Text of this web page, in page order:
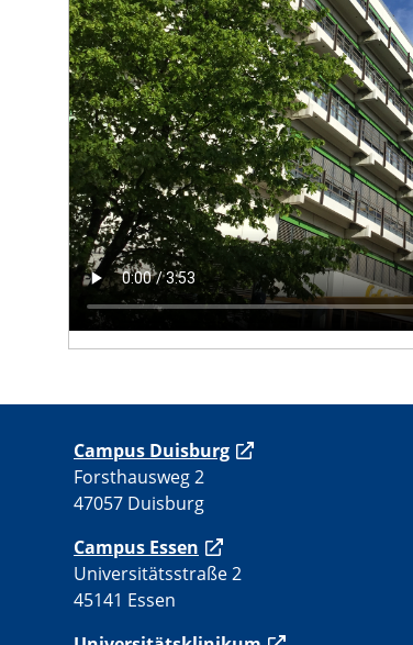
Campus Duisburg
Forsthausweg 2
47057 Duisburg
Campus Essen
Universitätsstraße 2
45141 Essen